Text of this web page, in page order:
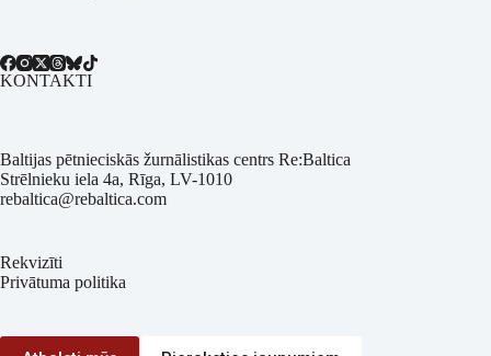
KONTAKTI
Baltijas pētnieciskās žurnālistikas centrs Re:Baltica
Strēlnieku iela 4a, Rīga, LV-1010
rebaltica@rebaltica.com
Rekvizīti
Privātuma politika